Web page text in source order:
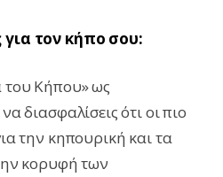
τον κήπο σου:
του Κήπου» ως
διασφαλίσεις ότι οι πιο
την κηπουρική και τα
κορυφή των